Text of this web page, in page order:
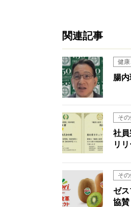
関連記事
健康
腸
そ
社
リ
そ
ゼ
協